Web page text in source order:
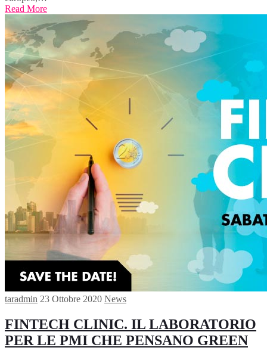
Read More
taradmin 23 Ottobre 2020 News
FINTECH CLINIC. IL LABORATORIO
PER LE PMI CHE PENSANO GREEN